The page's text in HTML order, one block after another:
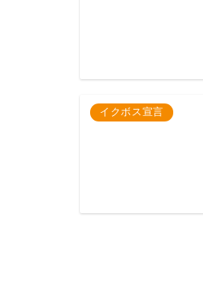
イクボス宣言